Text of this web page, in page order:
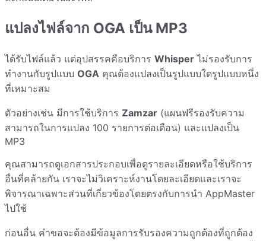
แปลงไฟล์จาก OGA เป็น MP3
ได้รับไฟล์แล้ว แต่อุปสรรคคือบริการ Whisper ไม่รองรับการ
ทำงานกับรูปแบบ OGA คุณต้องแปลงเป็นรูปแบบใดรูปแบบหนึ่ง
ที่เหมาะสม
ตัวอย่างเช่น มีการใช้บริการ Zamzar (แผนฟรีรองรับความ
สามารถในการแปลง 100 รายการต่อเดือน) และแปลงเป็น
MP3
คุณสามารถดูเอกสารประกอบเพื่อดูรายละเอียดหรือใช้บริการ
อื่นที่คล้ายกัน เราจะไม่วิเคราะห์งานโดยละเอียดและเราจะ
พิจารณาเฉพาะส่วนที่เกี่ยวข้องโดยตรงกับการนำ AppMaster
ไปใช้
ก่อนอื่น คำขอจะต้องมีข้อมูลการรับรองความถูกต้องที่ถูกต้อง